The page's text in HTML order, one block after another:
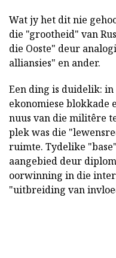
Wat jy het dit nie
die "grootheid" van
die Ooste" deur
alliansies" en ander.
Een ding is duidelik:
ekonomiese blokkade
nuus van die militêre
plek was die
ruimte. Tydelike
aangebied deur
oorwinning in die
"uitbreiding van